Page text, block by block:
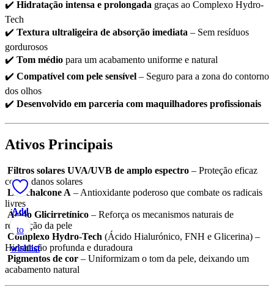
✔️ Hidratação intensa e prolongada graças ao Complexo Hydro-
Tech
✔️ Textura ultraligeira de absorção imediata – Sem resíduos
gordurosos
✔️ Tom médio para um acabamento uniforme e natural
✔️ Compatível com pele sensível – Seguro para a zona do contorno
dos olhos
✔️ Desenvolvido em parceria com maquilhadores profissionais
Ativos Principais
Filtros solares UVA/UVB de amplo espectro – Proteção eficaz
contra danos solares
Licochalcone A – Antioxidante poderoso que combate os radicais
livres
Ácido Glicirretínico – Reforça os mecanismos naturais de
reparação da pele
Complexo Hydro-Tech (Ácido Hialurónico, FNH e Glicerina) –
Hidratação profunda e duradoura
Pigmentos de cor – Uniformizam o tom da pele, deixando um
acabamento natural
Add
to
wishlist
Add
to
wishlist
Add
to
wishlist
Add
to
wishlist
Add
to
wishlist